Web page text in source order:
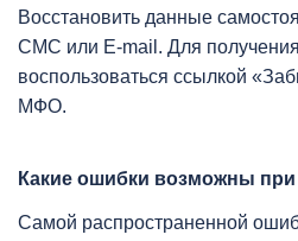
Восстановить данные
СМС или E-mail. Для
воспользоваться ссылкой
МФО.
Какие ошибки возможны при
Самой распространенной